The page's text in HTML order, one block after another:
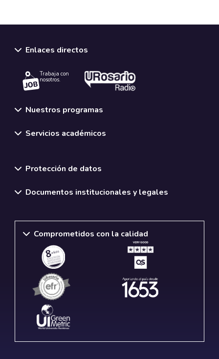
Enlaces directos
Trabaja con
nosotros.
Nuestros programas
Servicios académicos
Protección de datos
Documentos institucionales y legales
Comprometidos con la calidad